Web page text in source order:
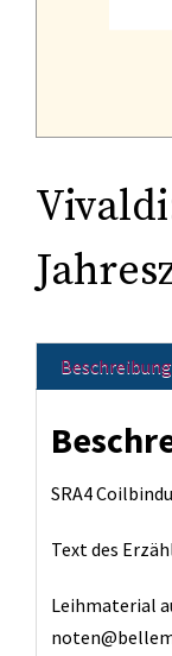
Beschreibung
SRA4
Text des
Leihmaterial